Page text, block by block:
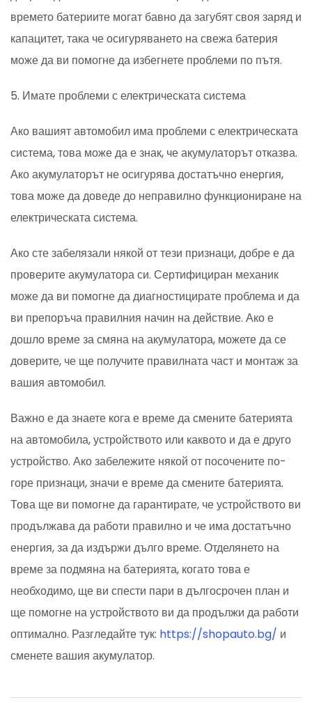
времето батериите могат бавно да загубят своя заряд и
капацитет, така че осигуряването на свежа батерия
може да ви помогне да избегнете проблеми по пътя.
5. Имате проблеми с електрическата система
Ако вашият автомобил има проблеми с електрическата
система, това може да е знак, че акумулаторът отказва.
Ако акумулаторът не осигурява достатъчно енергия,
това може да доведе до неправилно функциониране на
електрическата система.
Ако сте забелязали някой от тези признаци, добре е да
проверите акумулатора си. Сертифициран механик
може да ви помогне да диагностицирате проблема и да
ви препоръча правилния начин на действие. Ако е
дошло време за смяна на акумулатора, можете да се
доверите, че ще получите правилната част и монтаж за
вашия автомобил.
Важно е да знаете кога е време да смените батерията
на автомобила, устройството или каквото и да е друго
устройство. Ако забележите някой от посочените по-
горе признаци, значи е време да смените батерията.
Това ще ви помогне да гарантирате, че устройството ви
продължава да работи правилно и че има достатъчно
енергия, за да издържи дълго време. Отделянето на
време за подмяна на батерията, когато това е
необходимо, ще ви спести пари в дългосрочен план и
ще помогне на устройството ви да продължи да работи
оптимално. Разгледайте тук: https://shopauto.bg/ и
сменете вашия акумулатор.